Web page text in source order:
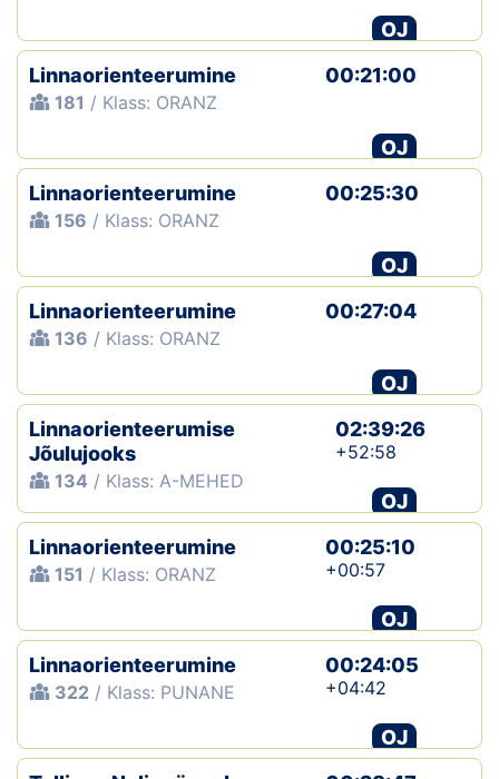
OJ
Linnaorienteerumine
181 / Klass: ORANZ
00:21:00
OJ
Linnaorienteerumine
156 / Klass: ORANZ
00:25:30
OJ
Linnaorienteerumine
136 / Klass: ORANZ
00:27:04
OJ
Linnaorienteerumise
Jõulujooks
134 / Klass: A-MEHED
02:39:26
+52:58
OJ
Linnaorienteerumine
151 / Klass: ORANZ
00:25:10
+00:57
OJ
Linnaorienteerumine
322 / Klass: PUNANE
00:24:05
+04:42
OJ